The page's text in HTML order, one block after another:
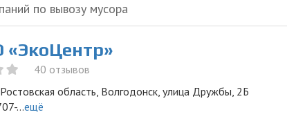
по вывозу мусора
«ЭкоЦентр»
40 отзывов
область, Волгодонск, улица Дружбы, 2Б
...ещё